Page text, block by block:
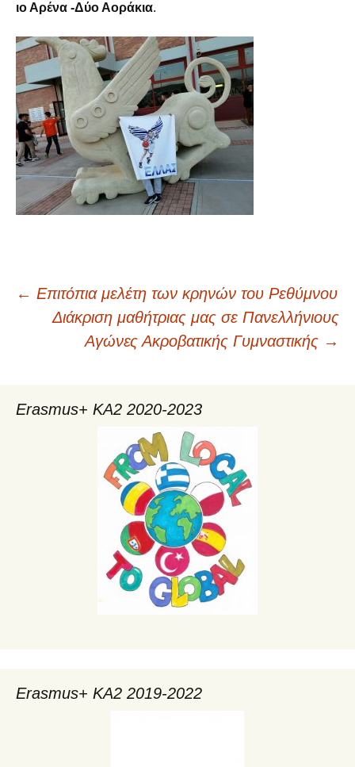
ιο Αρένα -Δύο Αοράκια.
Πλοήγηση
← Επιτόπια μελέτη των κρηνών του Ρεθύμνου
Διάκριση μαθήτριας μας σε Πανελλήνιους
Αγώνες Ακροβατικής Γυμναστικής →
Erasmus+ KA2 2020-2023
Erasmus+ KA2 2019-2022